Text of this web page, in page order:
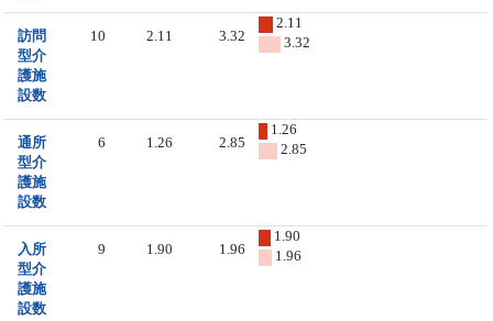
訪問
型介
護施
設数
10 2.11 3.32
2.11
3.32
通所
型介
護施
設数
6 1.26 2.85
1.26
2.85
入所
型介
護施
設数
9 1.90 1.96
1.90
1.96